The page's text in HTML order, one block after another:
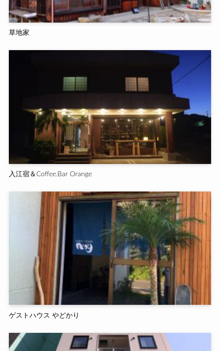
草地家
入江宿＆Coffee.Bar Orange
ゲストハウス やどかり